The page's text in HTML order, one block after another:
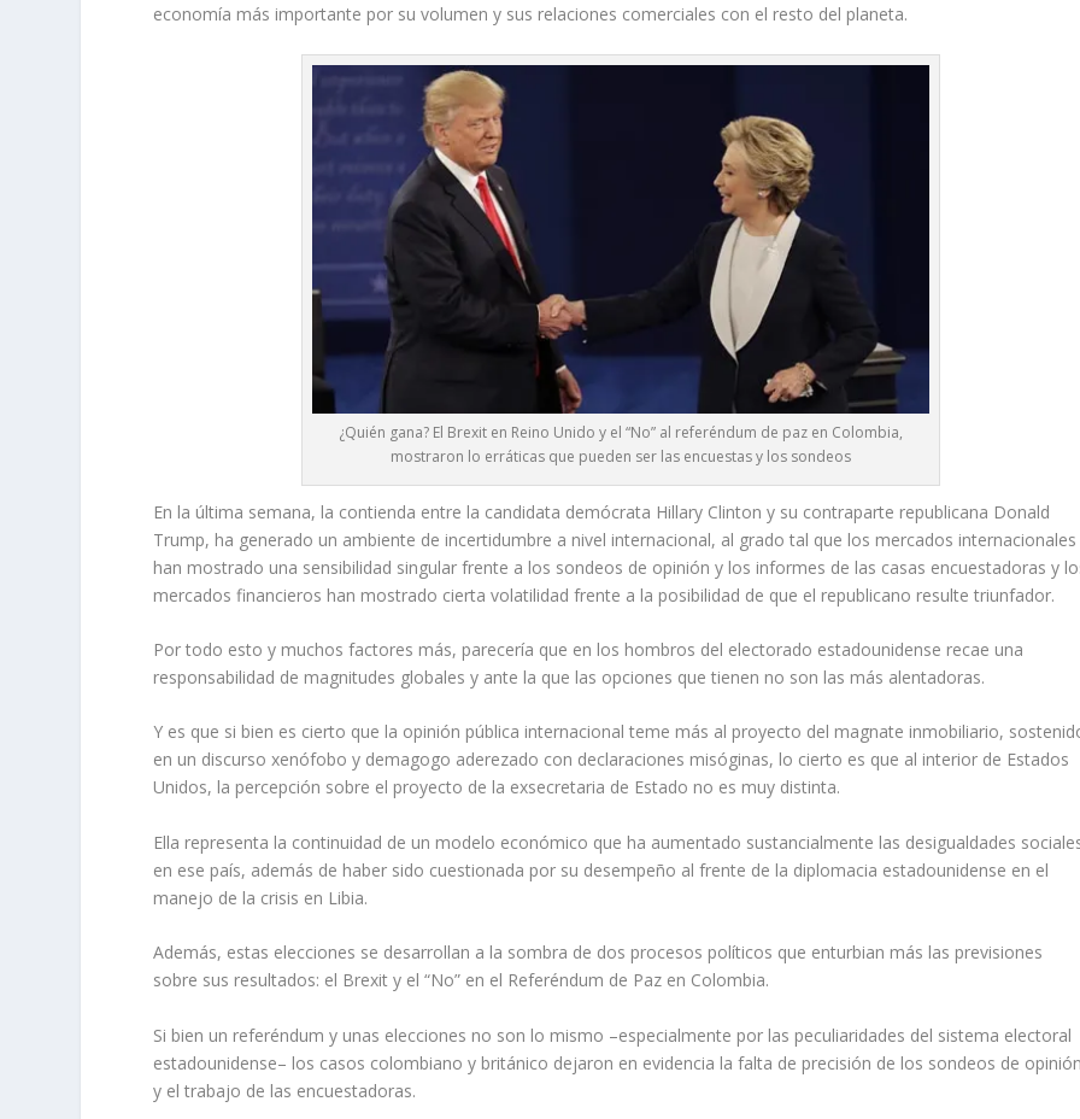
economía más importante por su volumen y sus relaciones comerciales con el resto del planeta.
¿Quién gana? El Brexit en Reino Unido y el “No” al referéndum de paz en Colombia,
mostraron lo erráticas que pueden ser las encuestas y los sondeos
En la última semana, la contienda entre la candidata demócrata Hillary Clinton y su contraparte republicana Donald
Trump, ha generado un ambiente de incertidumbre a nivel internacional, al grado tal que los mercados internacionales
han mostrado una sensibilidad singular frente a los sondeos de opinión y los informes de las casas encuestadoras y
mercados financieros han mostrado cierta volatilidad frente a la posibilidad de que el republicano resulte triunfador.
Por todo esto y muchos factores más, parecería que en los hombros del electorado estadounidense recae una
responsabilidad de magnitudes globales y ante la que las opciones que tienen no son las más alentadoras.
Y es que si bien es cierto que la opinión pública internacional teme más al proyecto del magnate inmobiliario,
en un discurso xenófobo y demagogo aderezado con declaraciones misóginas, lo cierto es que al interior de Estados
Unidos, la percepción sobre el proyecto de la exsecretaria de Estado no es muy distinta.
Ella representa la continuidad de un modelo económico que ha aumentado sustancialmente las desigualdades
en ese país, además de haber sido cuestionada por su desempeño al frente de la diplomacia estadounidense en el
manejo de la crisis en Libia.
Además, estas elecciones se desarrollan a la sombra de dos procesos políticos que enturbian más las previsiones
sobre sus resultados: el Brexit y el “No” en el Referéndum de Paz en Colombia.
Si bien un referéndum y unas elecciones no son lo mismo –especialmente por las peculiaridades del sistema electoral
estadounidense– los casos colombiano y británico dejaron en evidencia la falta de precisión de los sondeos de opinión
y el trabajo de las encuestadoras.